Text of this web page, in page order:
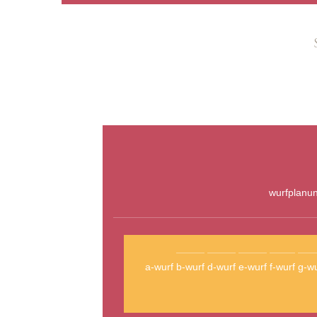
a-wurf b-wurf d-wurf e-wurf f-wurf g-